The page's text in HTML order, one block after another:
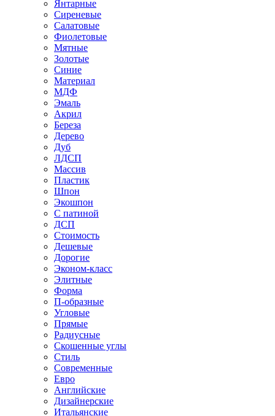
Янтарные
Сиреневые
Салатовые
Фиолетовые
Мятные
Золотые
Синие
Материал
МДФ
Эмаль
Акрил
Береза
Дерево
Дуб
ЛДСП
Массив
Пластик
Шпон
Экошпон
С патиной
ДСП
Стоимость
Дешевые
Дорогие
Эконом-класс
Элитные
Форма
П-образные
Угловые
Прямые
Радиусные
Скошенные углы
Стиль
Современные
Евро
Английские
Дизайнерские
Итальянские